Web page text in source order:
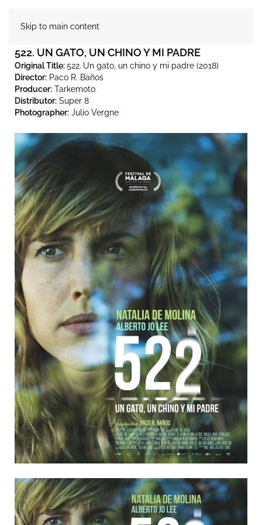
Skip to main content
522. UN GATO, UN CHINO Y MI PADRE
Original Title:522. Un gato, un chino y mi padre (2018)
Director: Paco R. Baños
Producer: Tarkemoto
Distributor: Super 8
Photographer: Julio Vergne